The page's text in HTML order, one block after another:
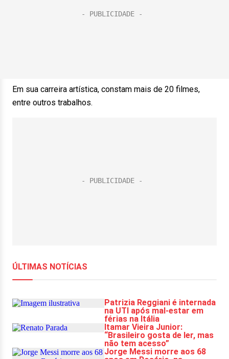
Em sua carreira artística, constam mais de 20 filmes,
entre outros trabalhos.